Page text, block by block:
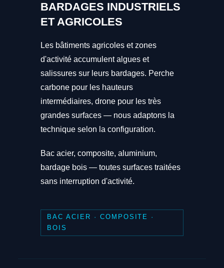
BARDAGES INDUSTRIELS
ET AGRICOLES
Les bâtiments agricoles et zones
d'activité accumulent algues et
salissures sur leurs bardages. Perche
carbone pour les hauteurs
intermédiaires, drone pour les très
grandes surfaces — nous adaptons la
technique selon la configuration.
Bac acier, composite, aluminium,
bardage bois — toutes surfaces traitées
sans interruption d'activité.
BAC ACIER · COMPOSITE ·
BOIS